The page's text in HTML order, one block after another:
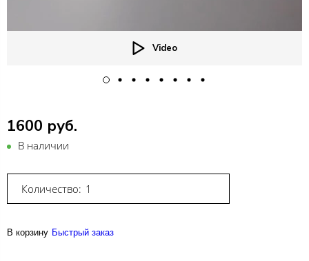
Video
1600 руб.
В наличии
Количество:
В корзину Быстрый заказ